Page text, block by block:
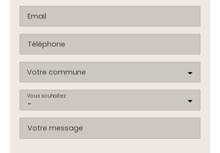
Email
Téléphone
Votre commune
-
Vous souhaitez
Votre message